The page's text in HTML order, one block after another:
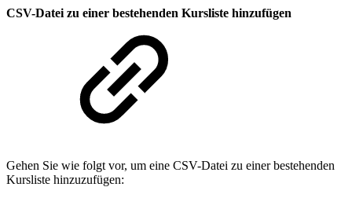
CSV-Datei zu einer bestehenden Kursliste hinzufügen
Gehen Sie wie folgt vor, um eine CSV-Datei zu einer bestehenden
Kursliste hinzuzufügen: